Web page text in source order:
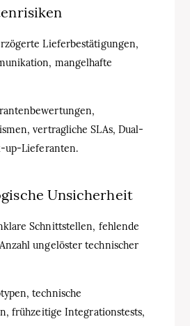
Lieferbestätigungen,
mangelhafte
vertragliche SLAs, Dual-
up-Lieferanten.
Unsicherheit
Schnittstellen, fehlende
ungelöster technischer
technische
frühzeitige Integrationstests,